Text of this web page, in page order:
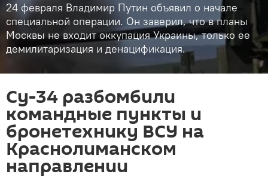
24 февраля Владимир Путин объявил о начале
специальной операции. Он заверил, что в планы
Москвы не входит оккупация Украины, только ее
демилитаризация и денацификация.
Су-34 разбомбили
командные пункты и
бронетехнику ВСУ на
Краснолиманском
направлении